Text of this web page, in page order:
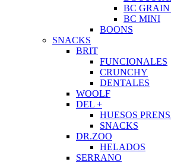
BC GRAIN
BC MINI
BOONS
SNACKS
BRIT
FUNCIONALES
CRUNCHY
DENTALES
WOOLF
DEL +
HUESOS
SNACKS
DR.ZOO
HELADOS
SERRANO